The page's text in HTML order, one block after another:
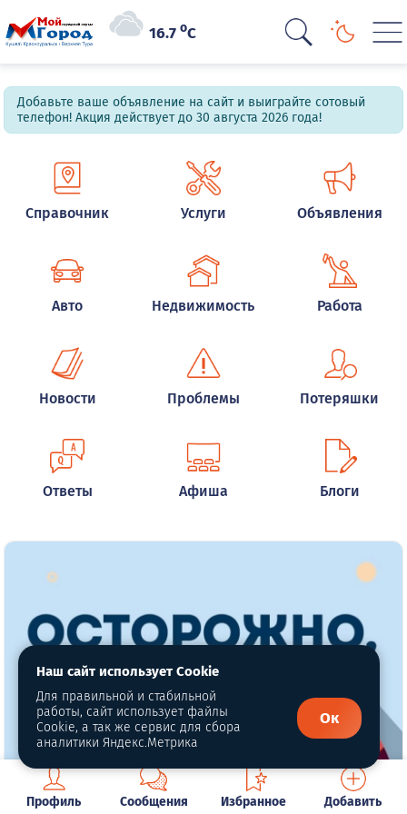
16.7oC
Добавьте ваше объявление на сайт и выиграйте сотовый
телефон! Акция действует до 30 августа 2026 года!
Справочник Услуги Объявления
Авто Недвижимость Работа
Новости Проблемы Потеряшки
Ответы Афиша Блоги
Профиль Сообщения Избранное Добавить
Наш сайт использует Cookie
Для правильной и стабильной
работы, сайт использует файлы
Cookie, а так же сервис для сбора
аналитики Яндекс.Метрика
Ок